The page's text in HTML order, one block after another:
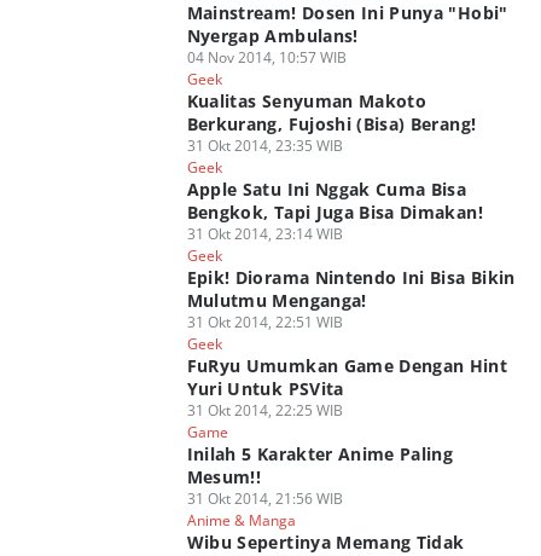
Mainstream! Dosen Ini Punya "Hobi"
Nyergap Ambulans!
04 Nov 2014, 10:57 WIB
Geek
Kualitas Senyuman Makoto
Berkurang, Fujoshi (Bisa) Berang!
31 Okt 2014, 23:35 WIB
Geek
Apple Satu Ini Nggak Cuma Bisa
Bengkok, Tapi Juga Bisa Dimakan!
31 Okt 2014, 23:14 WIB
Geek
Epik! Diorama Nintendo Ini Bisa Bikin
Mulutmu Menganga!
31 Okt 2014, 22:51 WIB
Geek
FuRyu Umumkan Game Dengan Hint
Yuri Untuk PSVita
31 Okt 2014, 22:25 WIB
Game
Inilah 5 Karakter Anime Paling
Mesum!!
31 Okt 2014, 21:56 WIB
Anime & Manga
Wibu Sepertinya Memang Tidak